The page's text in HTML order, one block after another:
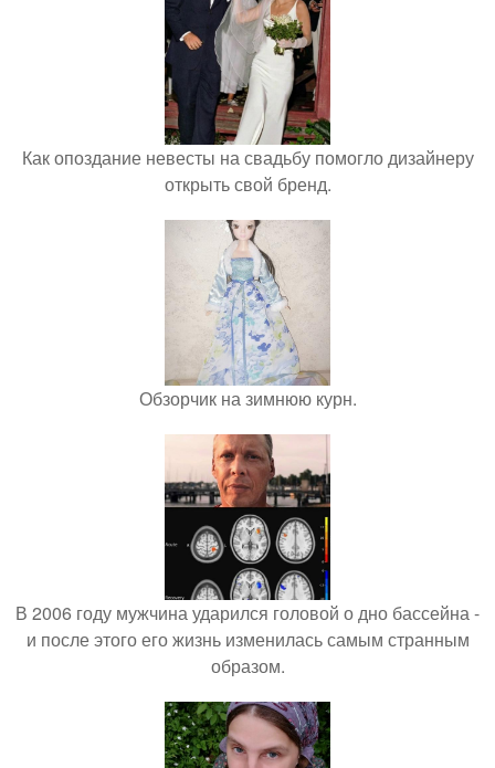
Как опоздание невесты на свадьбу помогло дизайнеру
открыть свой бренд.
Обзорчик на зимнюю курн.
В 2006 году мужчина ударился головой о дно бассейна -
и после этого его жизнь изменилась самым странным
образом.